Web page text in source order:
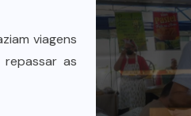
viagens
as